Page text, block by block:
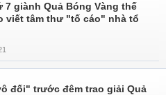
7 giành Quả Bóng Vàng thế
viết tâm thư "tố cáo" nhà tổ
đối" trước đêm trao giải Quả